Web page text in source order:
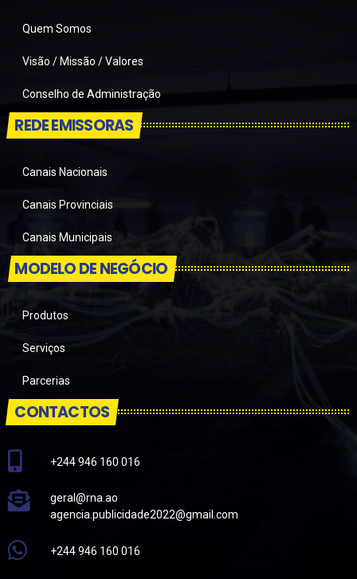
Quem Somos
Visão / Missão / Valores
Conselho de Administração
REDE EMISSORAS
Canais Nacionais
Canais Provinciais
Canais Municipais
MODELO DE NEGÓCIO
Produtos
Serviços
Parcerias
CONTACTOS
+244 946 160 016
geral@rna.ao
agencia.publicidade2022@gmail.com
+244 946 160 016